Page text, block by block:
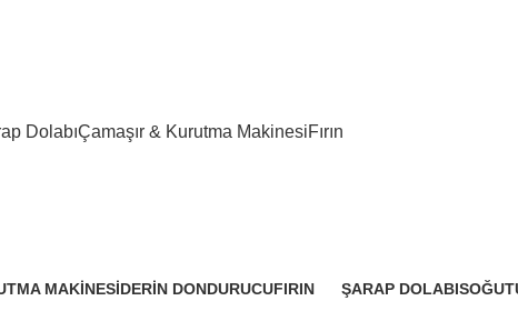
DolabıÇamaşır & Kurutma MakinesiFırın
MAKINESIDERIN DONDURUCUFIRIN
ŞARAP DOLABI